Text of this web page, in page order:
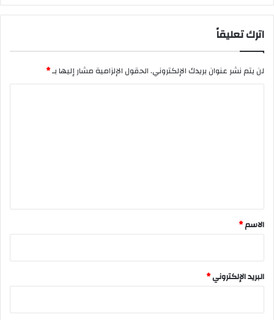
اترك تعليقاً
لن يتم نشر عنوان بريدك الإلكتروني.الحقول الإلزامية مشار إليها بـ*
*
الاسم*
البريد الإلكتروني*